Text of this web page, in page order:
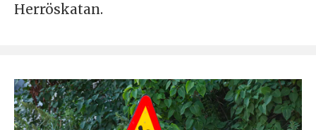
Herröskatan.